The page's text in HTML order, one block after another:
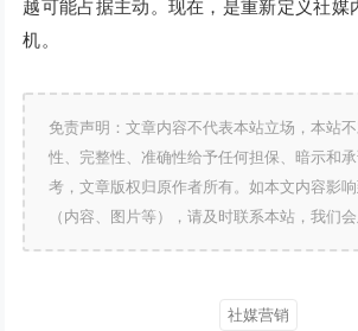
越可能占据主动。现在，是重新定义社媒
机。
免责声明：文章内容不代表本站立场，本站
性、完整性、准确性给予任何担保、暗示和
考，文章版权归原作者所有。如本文内容影
（内容、图片等），请及时联系本站，我们
社媒营销